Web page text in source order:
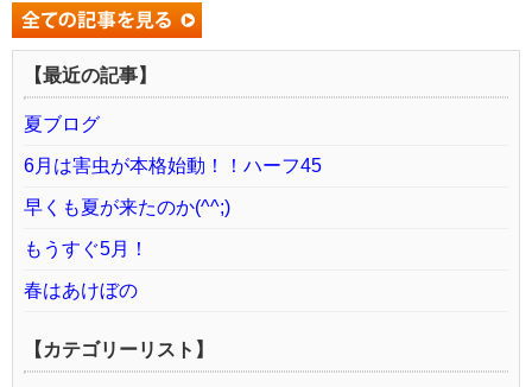
【最近の記事】
夏ブログ
6月は害虫が本格始動！！ハーフ45
早くも夏が来たのか(^^;)
もうすぐ5月！
春はあけぼの
【カテゴリーリスト】